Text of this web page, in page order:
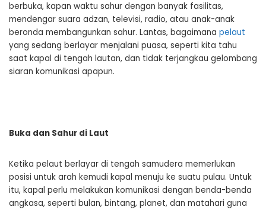
berbuka, kapan waktu sahur dengan banyak fasilitas,
mendengar suara adzan, televisi, radio, atau anak-anak
beronda membangunkan sahur. Lantas, bagaimana pelaut
yang sedang berlayar menjalani puasa, seperti kita tahu
saat kapal di tengah lautan, dan tidak terjangkau gelombang
siaran komunikasi apapun.
Buka dan Sahur di Laut
Ketika pelaut berlayar di tengah samudera memerlukan
posisi untuk arah kemudi kapal menuju ke suatu pulau. Untuk
itu, kapal perlu melakukan komunikasi dengan benda-benda
angkasa, seperti bulan, bintang, planet, dan matahari guna